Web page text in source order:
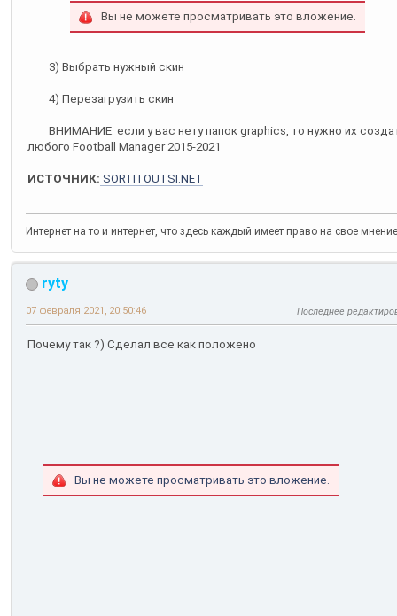
Вы не можете просматривать это вложение.
3) Выбрать нужный скин
4) Перезагрузить скин
ВНИМАНИЕ: если у вас нету папок graphics, то нужно их
любого Football Manager 2015-2021
ИСТОЧНИК: SORTITOUTSI.NET
Интернет на то и интернет, что здесь каждый имеет право на свое
ryty
07 февраля 2021, 20:50:46 Последнее
Почему так ?) Сделал все как положено
Вы не можете просматривать это вложение.